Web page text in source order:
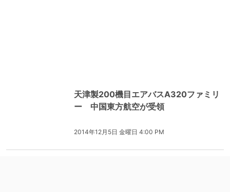
天津製200機目エアバスA320ファミリ
ー 中国東方航空が受領
2014年12月5日 金曜日 4:00 PM